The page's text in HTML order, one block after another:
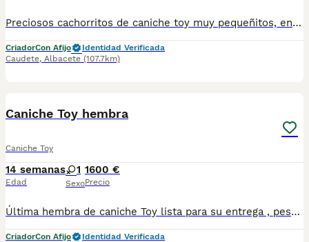
Preciosos cachorritos de caniche toy muy pequeñitos, en negro, apricot y chocolate, excelente calidad de pelo y magnífico carácter, gracias a su perfecta sociabilización, criados con niños. Desde 1300e
CriadorCon Afijo
Identidad Verificada
Caudete, Albacete (107.7km)
Caniche Toy hembra
Caniche Toy
14 semanas
Edad
1
Sexo
1600 €
Precio
Última hembra de caniche Toy lista para su entrega , peso máximo de adulta 3 kilos . Se entrega con garantías por escrito vacunada desparasitada . Criada con mucho amor trasportin y alimento de regalo no dudes en contactar . Precio 1600€
CriadorCon Afijo
Identidad Verificada